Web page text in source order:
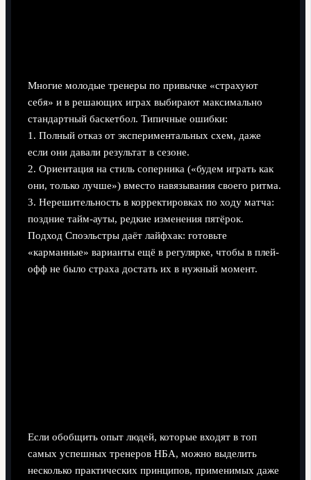
Многие молодые тренеры по привычке «страхуют
себя» и в решающих играх выбирают максимально
стандартный баскетбол. Типичные ошибки:
1. Полный отказ от экспериментальных схем, даже
если они давали результат в сезоне.
2. Ориентация на стиль соперника («будем играть как
они, только лучше») вместо навязывания своего ритма.
3. Нерешительность в корректировках по ходу матча:
поздние тайм-ауты, редкие изменения пятёрок.
Подход Споэльстры даёт лайфхак: готовьте
«карманные» варианты ещё в регулярке, чтобы в плей-
офф не было страха достать их в нужный момент.
Если обобщить опыт людей, которые входят в топ
самых успешных тренеров НБА, можно выделить
несколько практических принципов, применимых даже